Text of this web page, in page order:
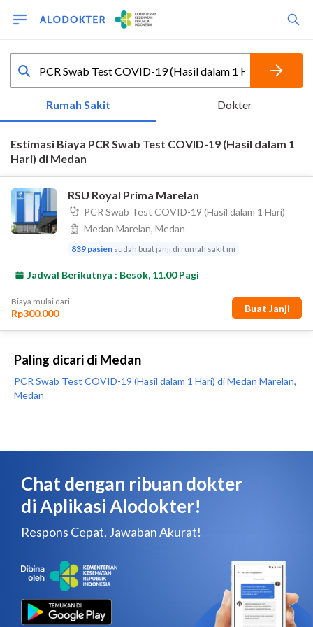
Paling dicari di Medan
PCR Swab Test COVID-19 (Hasil dalam 1 Hari) di Medan Marelan,
Medan